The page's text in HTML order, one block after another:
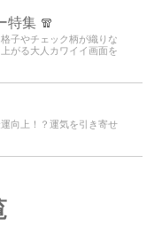
特集 🧣
子やチェック柄が織りな
がる大人カワイイ画面を
向上！？運気を引き寄せ